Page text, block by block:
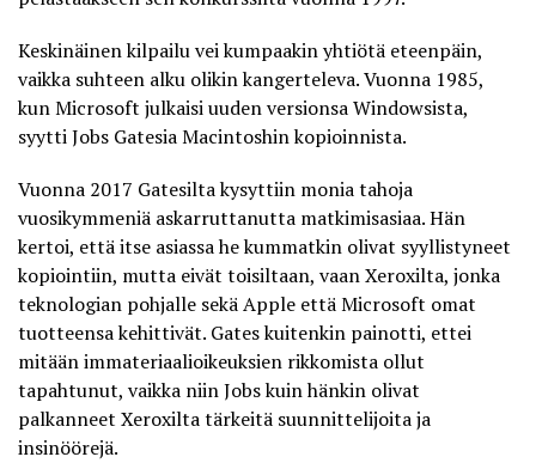
Keskinäinen kilpailu vei kumpaakin yhtiötä eteenpäin,
vaikka suhteen alku olikin kangerteleva. Vuonna 1985,
kun Microsoft julkaisi uuden versionsa Windowsista,
syytti Jobs Gatesia Macintoshin kopioinnista.
Vuonna 2017 Gatesilta kysyttiin monia tahoja
vuosikymmeniä askarruttanutta matkimisasiaa. Hän
kertoi, että itse asiassa hekummatkin olivat syyllistyneet
kopiointiin, mutta eivät toisiltaan, vaan Xeroxilta, jonka
teknologian pohjalle sekä Apple että Microsoft omat
tuotteensa kehittivät. Gates kuitenkin painotti, ettei
mitään immateriaalioikeuksien rikkomista ollut
tapahtunut, vaikka niin Jobs kuin hänkin olivat
palkanneet Xeroxilta tärkeitä suunnittelijoita ja
insinöörejä.